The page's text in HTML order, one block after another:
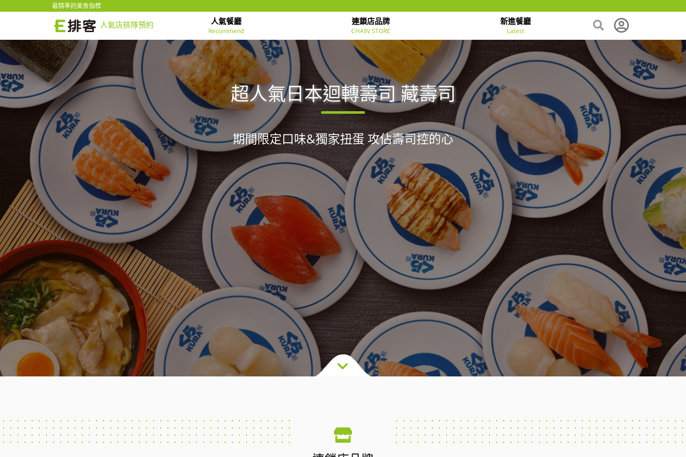
最精準的美食指標
人氣店排隊預約 人氣餐廳
Recommend
連鎖店品牌
CHAIN STORE
新進餐廳
Latest
超人氣日本迴轉壽司 藏壽司
期間限定口味&獨家扭蛋 攻佔壽司控的心